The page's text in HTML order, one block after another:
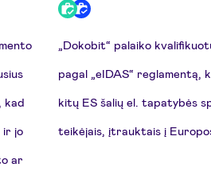
kad
ir jo
ar
„Dokobit“ palaiko
pagal „eIDAS“ reglamentą,
kitų ES šalių el. tapatybės
teikėjais, įtrauktais į